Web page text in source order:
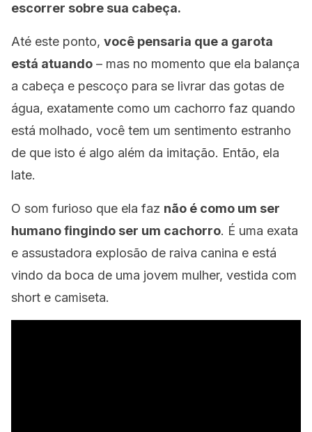
escorrer sobre sua cabeça.
Até este ponto, você pensaria que a garota
está atuando – mas no momento que ela balança
a cabeça e pescoço para se livrar das gotas de
água, exatamente como um cachorro faz quando
está molhado, você tem um sentimento estranho
de que isto é algo além da imitação. Então, ela
late.
O som furioso que ela faz não é como um ser
humano fingindo ser um cachorro. É uma exata
e assustadora explosão de raiva canina e está
vindo da boca de uma jovem mulher, vestida com
short e camiseta.